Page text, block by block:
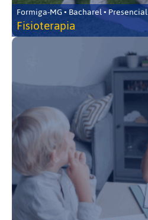
Formiga-MG • Bacharel • Presencial
Fisioterapia